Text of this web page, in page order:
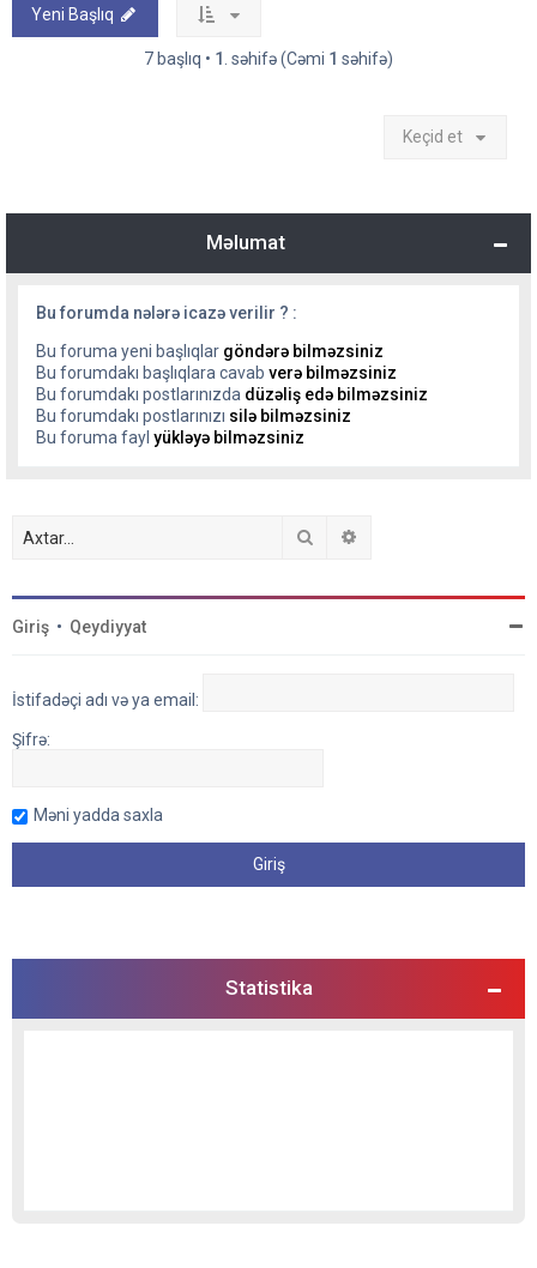
Yeni Başlıq
7 başlıq • 1 . səhifə (Cəmi 1 səhifə)
Keçid et
Məlumat
Bu forumda nələrə icazə verilir ? :
Bu foruma yeni başlıqlar göndərə bilməzsiniz
Bu forumdakı başlıqlara cavab verə bilməzsiniz
Bu forumdakı postlarınızda düzəliş edə bilməzsiniz
Bu forumdakı postlarınızı silə bilməzsiniz
Bu foruma fayl yükləyə bilməzsiniz
Axtar
Giriş • Qeydiyyat
İstifadəçi adı və ya email:
Şifrə:
Məni yadda saxla
Statistika